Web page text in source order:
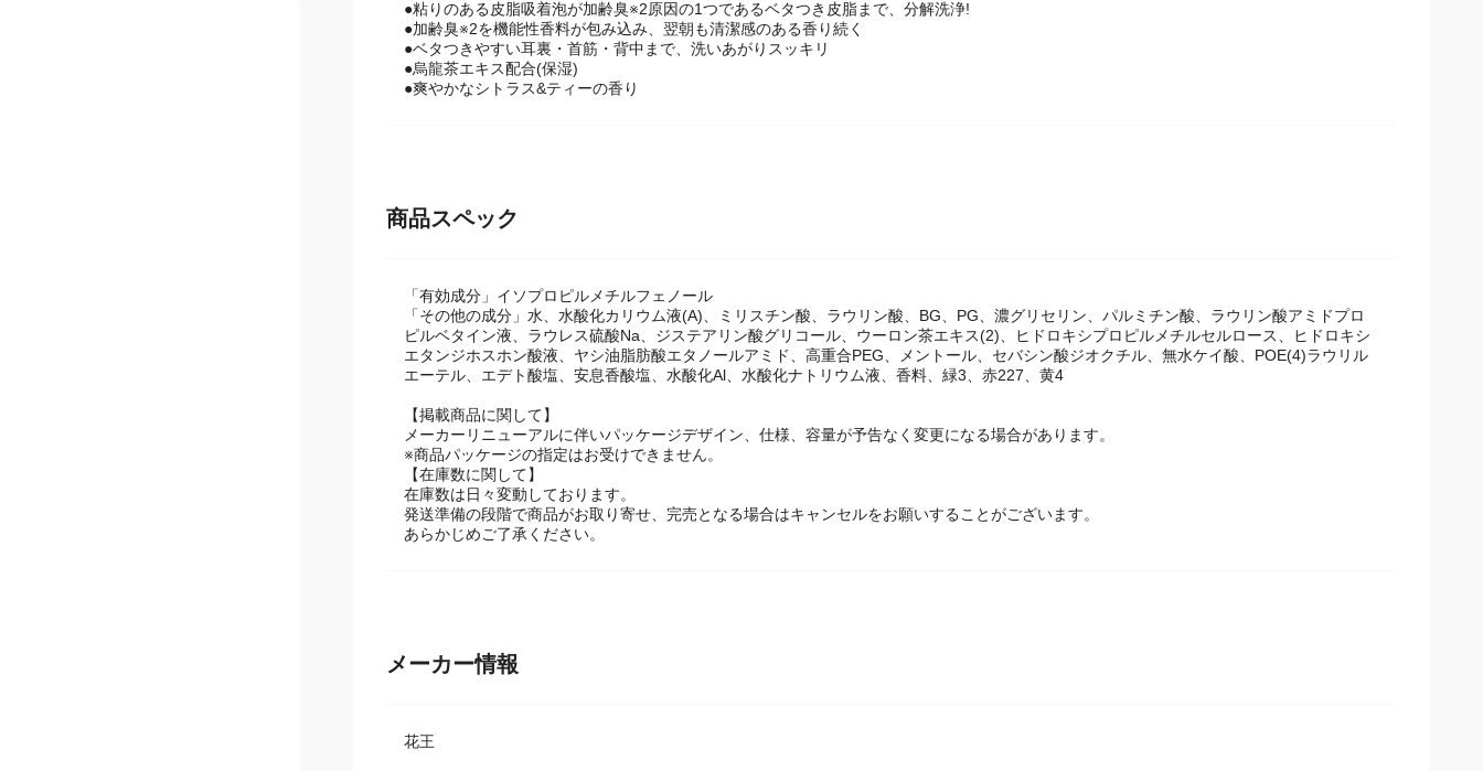
効能効果：皮フの清浄・殺菌・消毒。体臭・汗臭及びにきびを防ぐ。
●粘りのある皮脂吸着泡が加齢臭※2原因の1つであるベタつき皮脂まで、分解洗浄!
●加齢臭※2を機能性香料が包み込み、翌朝も清潔感のある香り続く
●ベタつきやすい耳裏・首筋・背中まで、洗いあがりスッキリ
●烏龍茶エキス配合(保湿)
「有効成分」イソプロピルメチルフェノール
「その他の成分」水、水酸化カリウム液(A)、ミリスチン酸、ラウリン酸、BG、PG、濃グリセリン、パルミチン酸、ラウリン酸アミドプロピ
ルベタイン液、ラウレス硫酸Na、ジステアリン酸グリコール、ウーロン茶エキス(2)、ヒドロキシプロピルメチルセルロース、ヒドロキシエ
タンジホスホン酸液、ヤシ油脂肪酸エタノールアミド、高重合PEG、メントール、セバシン酸ジオクチル、無水ケイ酸、POE(4)ラウリルエ
【掲載商品に関して】
メーカーリニューアルに伴いパッケージデザイン、仕様、容量が予告なく変更になる場合があります。
※商品パッケージの指定はお受けできません。
【在庫数に関して】
在庫数は日々変動しております。
発送準備の段階で商品がお取り寄せ、完売となる場合はキャンセルをお願いすることがございます。